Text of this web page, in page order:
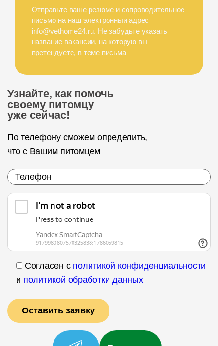
Отправьте ваше резюме и сопроводительное
письмо на наш электронный адрес
info@vethome24.ru. Не забудьте указать
название вакансии, на которую вы
претендуете, в теме письма.
Узнайте, как помочь
своему питомцу
уже сейчас!
По телефону сможем определить,
что с Вашим питомцем
Согласен с политикой конфиденциальности
и политикой обработки данных